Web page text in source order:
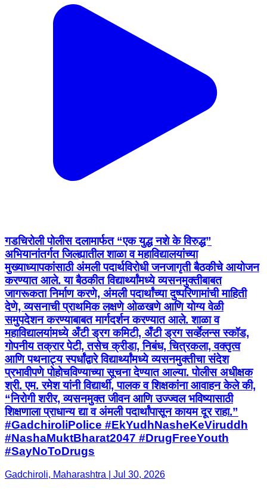
गडचिरोली पोलीस दलामार्फत “एक युद्ध नशे के विरुद्ध”
अभियानांतर्गत जिल्ह्यातील शाळा व महाविद्यालयांच्या
मुख्याध्यापकांसाठी अंमली पदार्थविरोधी जनजागृती बैठकीचे आयोजन
करण्यात आले. या बैठकीत विद्यार्थ्यांमध्ये व्यसनमुक्तीबाबत
जागरूकता निर्माण करणे, अंमली पदार्थांच्या दुष्परिणामांची माहिती
देणे, व्यसनाची प्राथमिक लक्षणे ओळखणे आणि योग्य वेळी
समुपदेशन करण्याबाबत मार्गदर्शन करण्यात आले. शाळा व
महाविद्यालयांमध्ये अँटी ड्रग कमिटी, अँटी ड्रग सर्व्हेलन्स स्कॉड,
गोपनीय तक्रार पेटी, तसेच क्रीडा, निबंध, चित्रकला, वक्तृत्व
आणि पथनाट्य स्पर्धांद्वारे विद्यार्थ्यांमध्ये व्यसनमुक्तीचा संदेश
प्रभावीपणे पोहोचविण्याच्या सूचना देण्यात आल्या. पोलीस अधीक्षक
श्री. एम. रमेश यांनी विद्यार्थी, पालक व शिक्षकांना आवाहन केले की,
“निरोगी शरीर, व्यसनमुक्त जीवन आणि उज्ज्वल भविष्यासाठी
शिक्षणाला प्राधान्य द्या व अंमली पदार्थांपासून कायम दूर राहा.”
#GadchiroliPolice #EkYudhNasheKeViruddh
#NashaMuktBharat2047 #DrugFreeYouth
#SayNoToDrugs
Gadchiroli, Maharashtra | Jul 30, 2026